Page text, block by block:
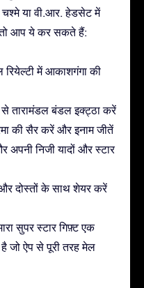
या वी.आर. हेडसेट में
आप ये कर सकते हैं:
में आकाशगंगा की
तारामंडल बंडल इक्ट्ठा करें
की सैर करें और इनाम जीतें
अपनी निजी यादों और स्टार
दोस्तों के साथ शेयर करें
सुपर स्टार गिफ़्ट एक
जो ऐप से पूरी तरह मेल